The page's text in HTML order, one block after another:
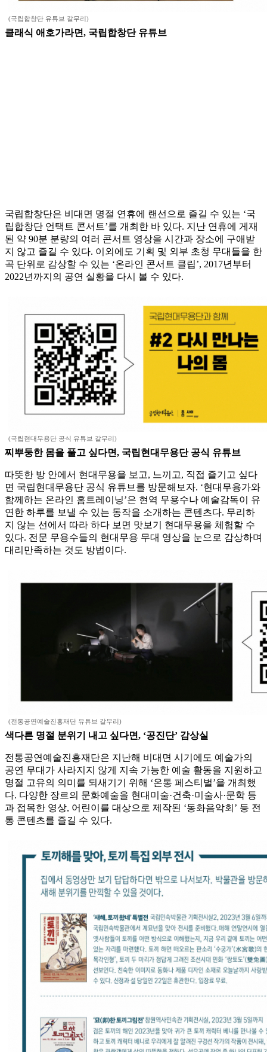
(국립합창단 유튜브 갈무리)
클래식 애호가라면, 국립합창단 유튜브
국립합창단은 비대면 명절 연휴에 랜선으로 즐길 수 있는 ‘국
립합창단 언택트 콘서트’를 개최한 바 있다. 지난 연휴에 게재
된 약 90분 분량의 여러 콘서트 영상을 시간과 장소에 구애받
지 않고 즐길 수 있다. 이외에도 기획 및 외부 초청 무대들을 한
곡 단위로 감상할 수 있는 ‘온라인 콘서트 클립’, 2017년부터
2022년까지의 공연 실황을 다시 볼 수 있다.
(국립현대무용단 공식 유튜브 갈무리)
찌뿌둥한 몸을 풀고 싶다면, 국립현대무용단 공식 유튜브
따뜻한 방 안에서 현대무용을 보고, 느끼고, 직접 즐기고 싶다
면 국립현대무용단 공식 유튜브를 방문해보자. ‘현대무용가와
함께하는 온라인 홈트레이닝’은 현역 무용수나 예술감독이 유
연한 하루를 보낼 수 있는 동작을 소개하는 콘텐츠다. 무리하
지 않는 선에서 따라 하다 보면 맛보기 현대무용을 체험할 수
있다. 전문 무용수들의 현대무용 무대 영상을 눈으로 감상하며
대리만족하는 것도 방법이다.
(전통공연예술진흥재단 유튜브 갈무리)
색다른 명절 분위기 내고 싶다면, ‘공진단’ 감상실
전통공연예술진흥재단은 지난해 비대면 시기에도 예술가의
공연 무대가 사라지지 않게 지속 가능한 예술 활동을 지원하고
명절 고유의 의미를 되새기기 위해 ‘온통 페스티벌’을 개최했
다. 다양한 장르의 문화예술을 현대미술·건축·미술사·문학 등
과 접목한 영상, 어린이를 대상으로 제작된 ‘동화음악회’ 등 전
통 콘텐츠를 즐길 수 있다.